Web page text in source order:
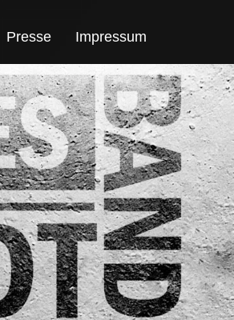
Presse Impressum